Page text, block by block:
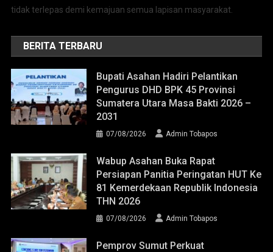
tidak terlepas demi kemajuan semua lapisan masyarakat.
BERITA TERBARU
Bupati Asahan Hadiri Pelantikan
Pengurus DHD BPK 45 Provinsi
Sumatera Utara Masa Bakti 2026 –
2031
07/08/2026 Admin Tobapos
Wabup Asahan Buka Rapat
Persiapan Panitia Peringatan HUT Ke
81 Kemerdekaan Republik Indonesia
THN 2026
07/08/2026 Admin Tobapos
Pemprov Sumut Perkuat